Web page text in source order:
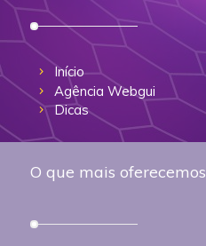
Início
Agência Webgui
Dicas
O que mais oferecemos